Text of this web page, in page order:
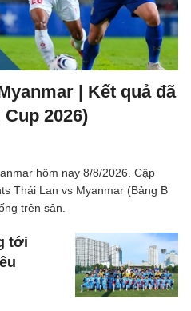
| Kết quả đã
2026)
hôm nay 8/8/2026. Cập
Thái Lan vs Myanmar (Bảng B
trên sân.
tới